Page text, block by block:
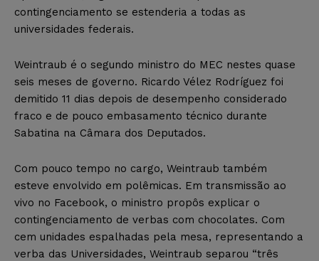
contingenciamento se estenderia a todas as
universidades federais.
Weintraub é o segundo ministro do MEC nestes quase
seis meses de governo. Ricardo Vélez Rodríguez foi
demitido 11 dias depois de desempenho considerado
fraco e de pouco embasamento técnico durante
Sabatina na Câmara dos Deputados.
Com pouco tempo no cargo, Weintraub também
esteve envolvido em polêmicas. Em transmissão ao
vivo no Facebook, o ministro propôs explicar o
contingenciamento de verbas com chocolates. Com
cem unidades espalhadas pela mesa, representando a
verba das Universidades, Weintraub separou “três